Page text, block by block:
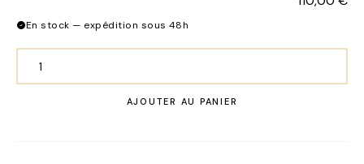
En stock — expédition sous 48h
quantité
optique
AJOUTER AU PANIER